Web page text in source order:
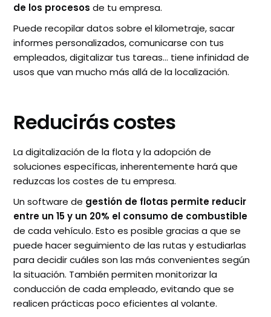
de los procesos de tu empresa.
Puede recopilar datos sobre el kilometraje, sacar
informes personalizados, comunicarse con tus
empleados, digitalizar tus tareas… tiene infinidad de
usos que van mucho más allá de la localización.
Reducirás costes
La digitalización de la flota y la adopción de
soluciones específicas, inherentemente hará que
reduzcas los costes de tu empresa.
Un software de gestión de flotas permite reducir
entre un 15 y un 20% el consumo de combustible
de cada vehículo. Esto es posible gracias a que se
puede hacer seguimiento de las rutas y estudiarlas
para decidir cuáles son las más convenientes según
la situación. También permiten monitorizar la
conducción de cada empleado, evitando que se
realicen prácticas poco eficientes al volante.